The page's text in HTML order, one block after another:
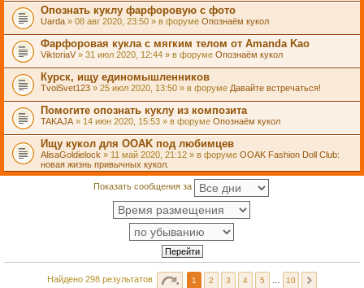
Опознать куклу фарфоровую с фото
Uarda » 08 авг 2020, 23:50 » в форуме Опознаём кукол
Фарфоровая кукла с мягким телом от Amanda Kao
ViktoriaV» 31 июл 2020, 12:44 » в форуме Опознаём кукол
Курск, ищу единомышленников
TvoiSvet123 » 25 июл 2020, 13:50 » в форуме Давайте встречаться!
Помогите опознать куклу из композита
TAKAJA » 14 июн 2020, 15:53 » в форуме Опознаём кукол
Ищу кукол для OOAK под любимцев
AlisaGoldielock » 11 май 2020, 21:12 » в форуме OOAK Fashion Doll Club:
новая жизнь привычных кукол.
Показать сообщения за
Найдено 298 результатов 1 2 3 4 5 10